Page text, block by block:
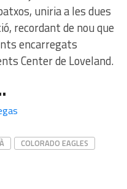
uniria a les dues
recordant de nou que
encarregats
Center de Loveland.
COLORADO EAGLES